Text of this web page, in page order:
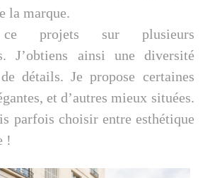
la marque.
projets sur plusieurs
J’obtiens ainsi une diversité
détails. Je propose certaines
et d’autres mieux situées.
parfois choisir entre esthétique
!